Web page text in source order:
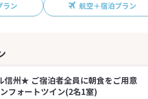
ラン 航空＋宿泊プラン
信州★ ご宿泊者全員に朝食をご用意
フォートツイン(2名1室)